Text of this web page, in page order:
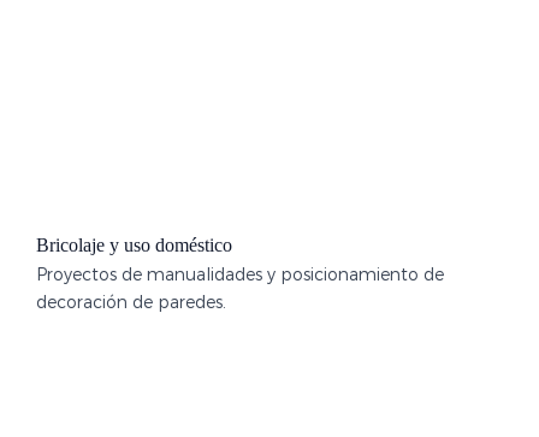
Bricolaje y uso doméstico
Proyectos de manualidades y posicionamiento de
decoración de paredes.